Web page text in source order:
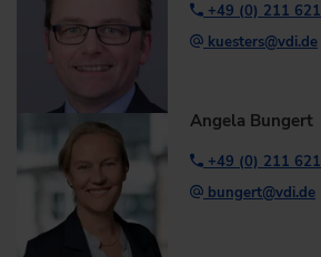
+49 (0) 211
kuesters@vdi.de
Angela Bungert
+49 (0) 211
bungert@vdi.de